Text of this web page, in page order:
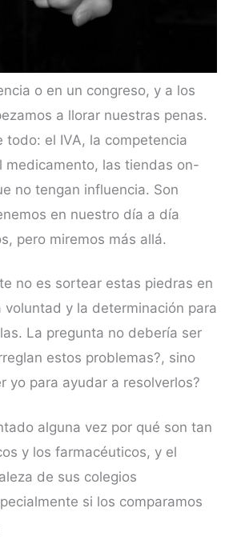
o en un congreso, y a los
a llorar nuestras penas.
todo: el IVA, la competencia
medicamento, las tiendas on-
no tengan influencia. Son
en nuestro día a día
pero miremos más allá.
no es sortear estas piedras en
voluntad y la determinación para
La pregunta no debería ser
estos problemas?, sino
yo para ayudar a resolverlos?
alguna vez por qué son tan
y los farmacéuticos, y el
de sus colegios
si los comparamos